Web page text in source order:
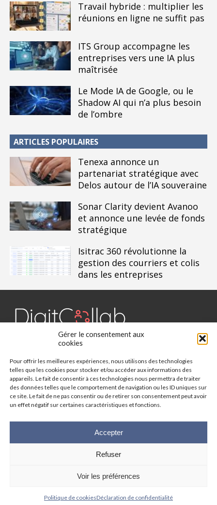
Gérer le consentement aux
cookies
Pour offrir les meilleures expériences, nous utilisons des technologies
telles que les cookies pour stocker et/ou accéder aux informations des
appareils. Le fait de consentir à ces technologies nous permettra de traiter
des données telles que le comportement de navigation ou les ID uniques sur
ce site. Le fait de ne pas consentir ou de retirer son consentement peut avoir
un effet négatif sur certaines caractéristiques et fonctions.
Accepter
Refuser
Voir les préférences
Politique de cookiesDéclaration de confidentialité
Travail hybride : multiplier les
réunions en ligne ne suffit pas
ITS Group accompagne les
entreprises vers une IA plus
maîtrisée
Le Mode IA de Google, ou le
Shadow AI qui n’a plus besoin
de l’ombre
ARTICLES POPULAIRES
Tenexa annonce un
partenariat stratégique avec
Delos autour de l’IA souveraine
Sonar Clarity devient Avanoo
et annonce une levée de fonds
stratégique
Isitrac 360 révolutionne la
gestion des courriers et colis
dans les entreprises
Digit Collab est un média dédié aux outils collaboratifs, retrouvez
des études, des évènements, des livres blancs et les nominations
du secteur. Retrouvez toutes les informations sur les innovations
des outils collaboratifs.
Vous cherchez quelque chose ?
| Google reCAPTCHA :Confidentialité